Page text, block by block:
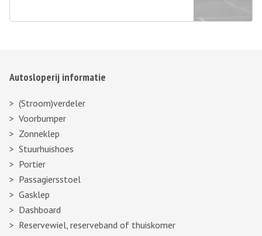
Autosloperij informatie
(Stroom)verdeler
Voorbumper
Zonneklep
Stuurhuishoes
Portier
Passagiersstoel
Gasklep
Dashboard
Reservewiel, reserveband of thuiskomer